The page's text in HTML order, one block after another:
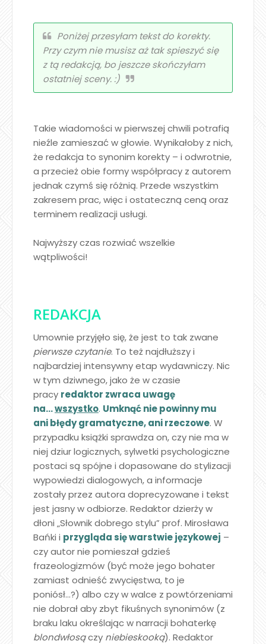
Poniżej przesyłam tekst do korekty.
Przy czym nie musisz aż tak spieszyć się
z tą redakcją, bo jeszcze skończyłam
ostatniej sceny. :)
Takie wiadomości w pierwszej chwili potrafią
nieźle zamieszać w głowie. Wynikałoby z nich,
że redakcja to synonim korekty – i odwrotnie,
a przecież obie formy współpracy z autorem
jednak czymś się różnią. Przede wszystkim
zakresem prac, więc i ostateczną ceną oraz
terminem realizacji usługi.
Najwyższy czas rozwiać wszelkie
wątpliwości!
REDAKCJA
Umownie przyjęło się, że jest to tak zwane
pierwsze czytanie. To też najdłuższy i
najbardziej intensywny etap wydawniczy. Nic
w tym dziwnego, jako że w czasie
pracy redaktor zwraca uwagę
na…wszystko. Umknąć nie powinny mu
ani błędy gramatyczne, ani rzeczowe. W
przypadku książki sprawdza on, czy nie ma w
niej dziur logicznych, sylwetki psychologiczne
postaci są spójne i dopasowane do stylizacji
wypowiedzi dialogowych, a informacje
zostały przez autora doprecyzowane i tekst
jest jasny w odbiorze. Redaktor dzierży w
dłoni „Słownik dobrego stylu” prof. Mirosława
Bańki i przygląda się warstwie językowej –
czy autor nie pomieszał gdzieś
frazeologizmów (być może jego bohater
zamiast odnieść zwycięstwa, to je
poniósł…?) albo czy w walce z powtórzeniami
nie dobrał aby zbyt fikuśnych synonimów (z
braku laku określając w narracji bohaterkę
blondwłosączy niebieskooką). Redaktor